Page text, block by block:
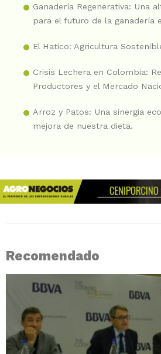
Ganadería Regenerativa: Una
para el futuro de la ganadería
El Hatico: Agricultura
Crisis Lechera en Colombia:
Productores y el Mercado
Arroz y Patos: Una sinergia
mejora de nuestra dieta.
Recomendado